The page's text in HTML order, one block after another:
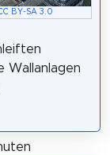
BY-SA 3.0
Wallanlagen